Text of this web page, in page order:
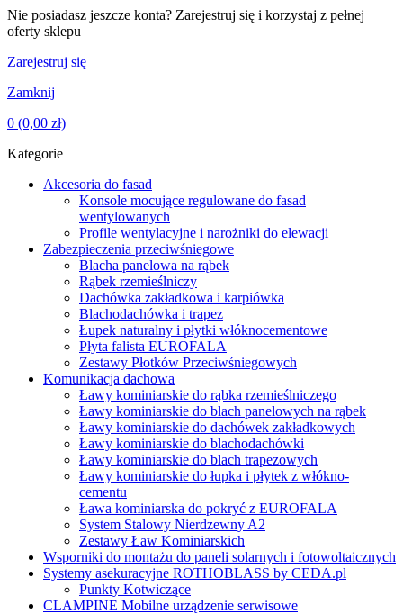
Nie posiadasz jeszcze konta? Zarejestruj się i korzystaj z pełnej
oferty sklepu
Zarejestruj się
Zamknij
0 (0,00 zł)
Kategorie
Akcesoria do fasad
Konsole mocujące regulowane do fasad
wentylowanych
Profile wentylacyjne i narożniki do elewacji
Zabezpieczenia przeciwśniegowe
Blacha panelowa na rąbek
Rąbek rzemieślniczy
Dachówka zakładkowa i karpiówka
Blachodachówka i trapez
Łupek naturalny i płytki włóknocementowe
Płyta falista EUROFALA
Zestawy Płotków Przeciwśniegowych
Komunikacja dachowa
Ławy kominiarskie do rąbka rzemieślniczego
Ławy kominiarskie do blach panelowych na rąbek
Ławy kominiarskie do dachówek zakładkowych
Ławy kominiarskie do blachodachówki
Ławy kominiarskie do blach trapezowych
Ławy kominiarskie do łupka i płytek z włókno-
cementu
Ława kominiarska do pokryć z EUROFALA
System Stalowy Nierdzewny A2
Zestawy Ław Kominiarskich
Wsporniki do montażu do paneli solarnych i fotowoltaicznych
Systemy asekuracyjne ROTHOBLASS by CEDA.pl
Punkty Kotwiczące
CLAMPINE Mobilne urządzenie serwisowe